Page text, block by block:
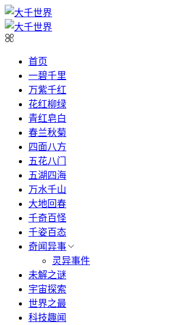
首页
一碧千里
万紫千红
花红柳绿
青红皂白
春兰秋菊
四面八方
五花八门
五湖四海
万水千山
大地回春
千奇百怪
千姿百态
奇闻异事
灵异事件
未解之谜
宇宙探索
世界之最
科技趣闻